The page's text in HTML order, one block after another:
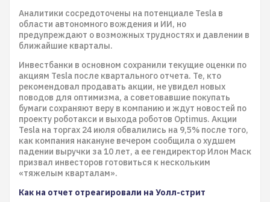
Аналитики сосредоточены на потенциале Tesla в
области автономного вождения и ИИ, но
предупреждают о возможных трудностях и давлении в
ближайшие кварталы.
Инвестбанки в основном сохранили текущие оценки по
акциям Tesla после квартального отчета. Те, кто
рекомендовал продавать акции, не увидел новых
поводов для оптимизма, а советовавшие покупать
бумаги сохраняют веру в компанию и ждут новостей по
проекту роботакси и выхода роботов Optimus. Акции
Tesla на торгах 24 июля обвалились на 9,5% после того,
как компания накануне вечером сообщила о худшем
падении выручки за 10 лет, а ее гендиректор Илон Маск
призвал инвесторов готовиться к нескольким
«тяжелым кварталам».
Как на отчет отреагировали на Уолл-стрит